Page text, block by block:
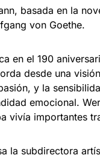
basada en la
von Goethe.
en el 190
desde una
y la
emocional.
vivía importantes
la subdirectora